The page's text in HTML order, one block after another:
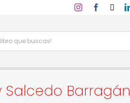
Salcedo Barragán